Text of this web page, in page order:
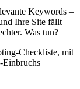
Keywords –
Ihre Site fällt
Was tun?
Checkliste, mit
Einbruchs